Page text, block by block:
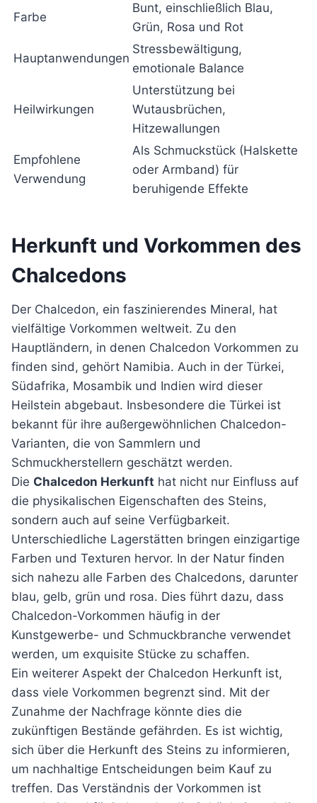
Farbe
Bunt, einschließlich Blau,
Grün, Rosa und Rot
Hauptanwendungen
Stressbewältigung,
emotionale Balance
Heilwirkungen
Unterstützung bei
Wutausbrüchen,
Hitzewallungen
Empfohlene
Verwendung
Als Schmuckstück (Halskette
oder Armband) für
beruhigende Effekte
Herkunft und Vorkommen des
Chalcedons
Der Chalcedon, ein faszinierendes Mineral, hat
vielfältige Vorkommen weltweit. Zu den
Hauptländern, in denen Chalcedon Vorkommen zu
finden sind, gehört Namibia. Auch in der Türkei,
Südafrika, Mosambik und Indien wird dieser
Heilstein abgebaut. Insbesondere die Türkei ist
bekannt für ihre außergewöhnlichen Chalcedon-
Varianten, die von Sammlern und
Schmuckherstellern geschätzt werden.
Die Chalcedon Herkunft hat nicht nur Einfluss auf
die physikalischen Eigenschaften des Steins,
sondern auch auf seine Verfügbarkeit.
Unterschiedliche Lagerstätten bringen einzigartige
Farben und Texturen hervor. In der Natur finden
sich nahezu alle Farben des Chalcedons, darunter
blau, gelb, grün und rosa. Dies führt dazu, dass
Chalcedon-Vorkommen häufig in der
Kunstgewerbe- und Schmuckbranche verwendet
werden, um exquisite Stücke zu schaffen.
Ein weiterer Aspekt der Chalcedon Herkunft ist,
dass viele Vorkommen begrenzt sind. Mit der
Zunahme der Nachfrage könnte dies die
zukünftigen Bestände gefährden. Es ist wichtig,
sich über die Herkunft des Steins zu informieren,
um nachhaltige Entscheidungen beim Kauf zu
treffen. Das Verständnis der Vorkommen ist